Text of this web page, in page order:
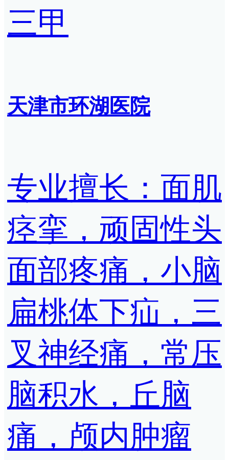
三甲
天津市环湖医院
专业擅长：面肌
痉挛，顽固性头
面部疼痛，小脑
扁桃体下疝，三
叉神经痛，常压
脑积水，丘脑
痛，颅内肿瘤